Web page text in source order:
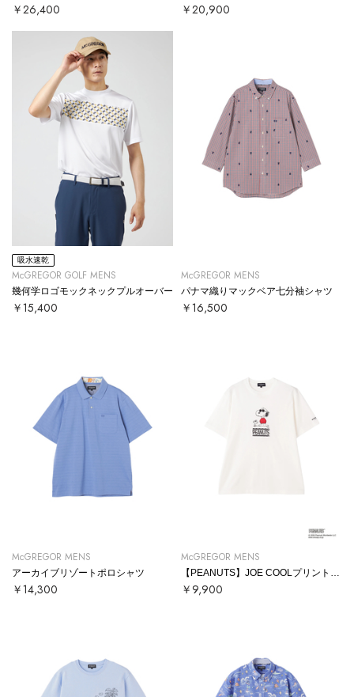
￥26,400 ￥20,900
吸水速乾
McGREGOR GOLF MENS
幾何学ロゴモックネックプルオーバー
￥15,400
McGREGOR MENS
パナマ織りマックベア七分袖シャツ
￥16,500
McGREGOR MENS
アーカイブリゾートポロシャツ
￥14,300
McGREGOR MENS
￥9,900